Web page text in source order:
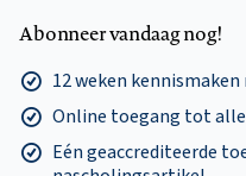
Abonneer vandaag nog!
12 weken
Online toegang tot
Eén geaccrediteerde